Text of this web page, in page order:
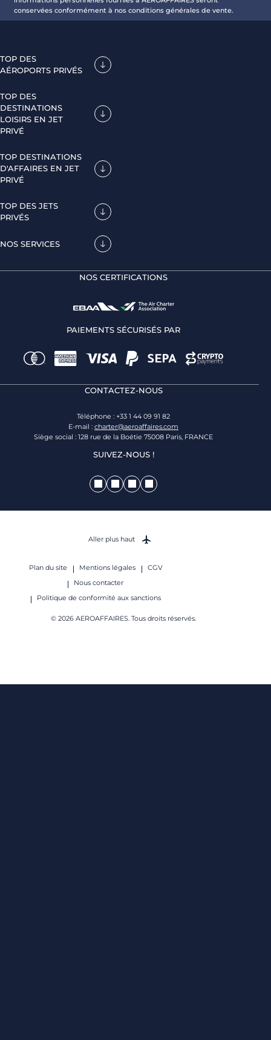
conservées conformément à nos conditions générales de vente.
TOP DES
AÉROPORTS PRIVÉS
TOP DES
DESTINATIONS
LOISIRS EN JET
PRIVÉ
TOP DESTINATIONS
D'AFFAIRES EN JET
PRIVÉ
TOP DES JETS
PRIVÉS
NOS SERVICES
NOS CERTIFICATIONS
PAIEMENTS SÉCURISÉS PAR
CONTACTEZ-NOUS
Téléphone : +33 1 44 09 91 82
E-mail : charter@aeroaffaires.com
Siège social : 128 rue de la Boétie 75008 Paris, FRANCE
SUIVEZ-NOUS !
Plan du site Mentions légales
CGV
Nous contacter
Politique de conformité aux sanctions
© 2026 AEROAFFAIRES. Tous droits réservés.
Aller plus haut